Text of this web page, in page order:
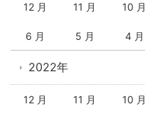
12 月 11 月 10 月
6 月 5 月 4 月
2022年
12 月 11 月 10 月